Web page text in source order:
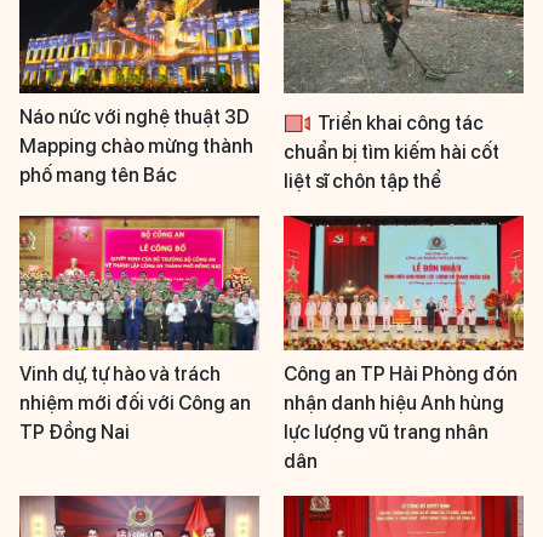
Náo nức với nghệ thuật 3D
Mapping chào mừng thành
phố mang tên Bác
Triển khai công tác
chuẩn bị tìm kiếm hài cốt
liệt sĩ chôn tập thể
Vinh dự, tự hào và trách
nhiệm mới đối với Công an
TP Đồng Nai
Công an TP Hải Phòng đón
nhận danh hiệu Anh hùng
lực lượng vũ trang nhân
dân